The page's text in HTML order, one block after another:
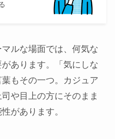
ルな場面では、何気な
あります。「気にしな
もその一つ。カジュア
や目上の方にそのまま
があります。